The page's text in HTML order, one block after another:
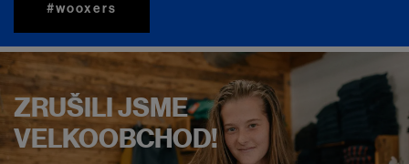
#wooxers
ZRUŠILI JSME
VELKOOBCHOD!